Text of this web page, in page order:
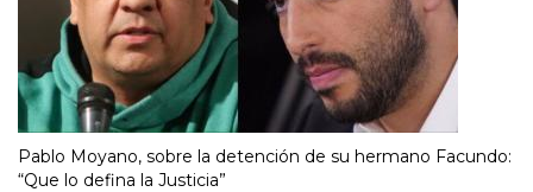
Pablo Moyano, sobre la detención de su hermano Facundo:
“Que lo defina la Justicia”